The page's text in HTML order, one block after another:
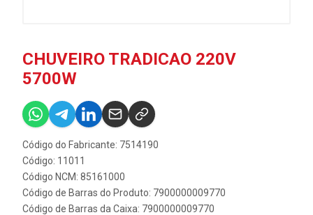
CHUVEIRO TRADICAO 220V
5700W
Código do Fabricante: 7514190
Código: 11011
Código NCM: 85161000
Código de Barras do Produto: 7900000009770
Código de Barras da Caixa: 7900000009770